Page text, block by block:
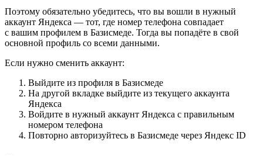
Поэтому обязательно убедитесь, что вы вошли в нужный
аккаунт Яндекса — тот, где номер телефона совпадает
с вашим профилем в Базисмеде. Тогда вы попадёте в свой
основной профиль со всеми данными.
Если нужно сменить аккаунт:
Выйдите из профиля в Базисмеде
На другой вкладке выйдите из текущего аккаунта
Яндекса
Войдите в нужный аккаунт Яндекса с правильным
номером телефона
Повторно авторизуйтесь в Базисмеде через Яндекс ID